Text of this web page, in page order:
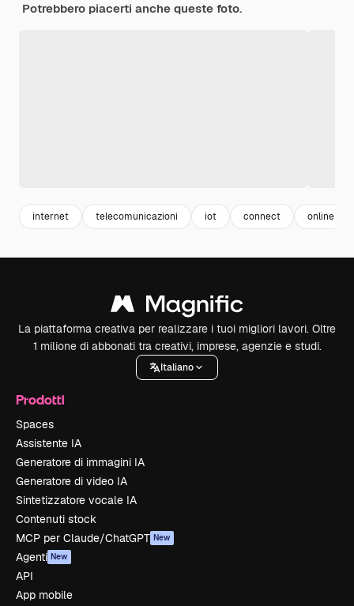
Potrebbero piacerti anche queste foto.
internet telecomunicazioni iot connect online
La piattaforma creativa per realizzare i tuoi migliori lavori. Oltre
1 milione di abbonati tra creativi, imprese, agenzie e studi.
Italiano
Prodotti
Spaces
Assistente IA
Generatore di immagini IA
Generatore di video IA
Sintetizzatore vocale IA
Contenuti stock
MCP per Claude/ChatGPT New
Agenti New
API
App mobile